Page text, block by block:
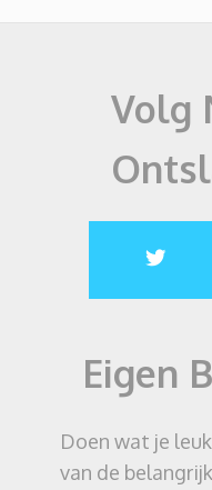
Volg
Eigen
Doen wat je
van de